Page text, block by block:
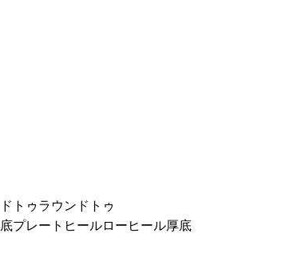
トゥ ラウンドトゥ
プレートヒールローヒール厚底